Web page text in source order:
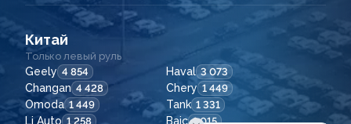
Китай
Только левый руль
Geely 4 854 Haval 3 073
Changan 4 428 Chery 1 449
Omoda 1 449 Tank 1 331
Li Auto 1 258 Baic 1 015